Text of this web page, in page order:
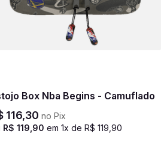
Box Nba Begins - Camuflado
116,30 no Pix
R$ 119,90 em1x de R$ 119,90